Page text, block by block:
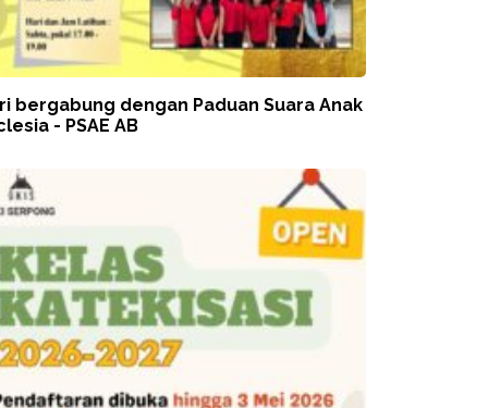
bergabung dengan Paduan Suara Anak
- PSAE AB